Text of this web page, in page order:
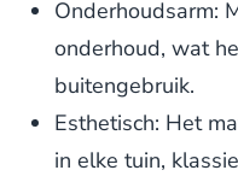
Onderhoudsarm:
onderhoud, wat
buitengebruik.
Esthetisch: Het
in elke tuin,